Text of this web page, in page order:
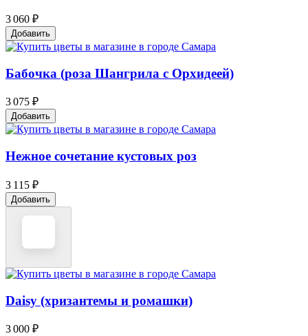
3 060 ₽
Добавить
Бабочка (роза Шангрила с Орхидеей)
3 075 ₽
Добавить
Нежное сочетание кустовых роз
3 115 ₽
Добавить
Daisy (хризантемы и ромашки)
3 000 ₽